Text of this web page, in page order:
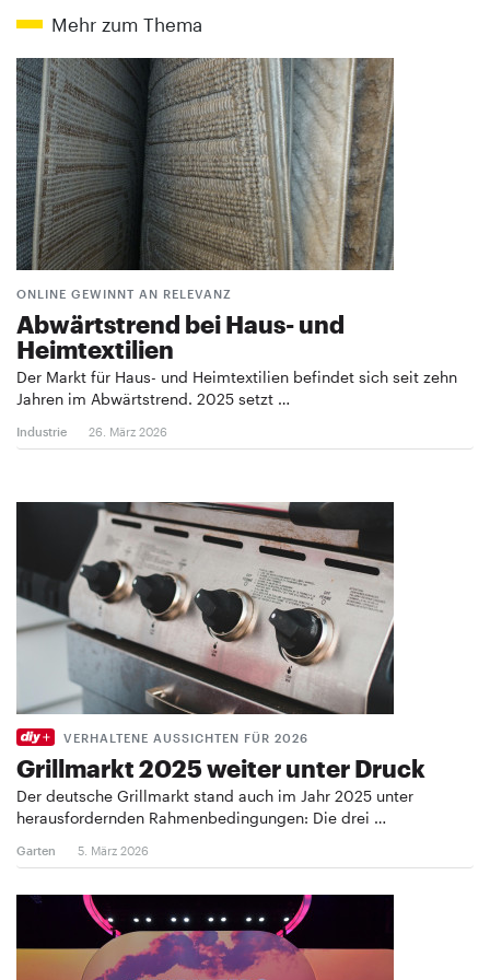
Mehr zum Thema
ONLINE GEWINNT AN RELEVANZ
Abwärtstrend bei Haus- und
Heimtextilien
Der Markt für Haus- und Heimtextilien befindet sich seit zehn
Jahren im Abwärtstrend. 2025 setzt …
Industrie 26. März 2026
VERHALTENE AUSSICHTEN FÜR 2026
Grillmarkt 2025 weiter unter Druck
Der deutsche Grillmarkt stand auch im Jahr 2025 unter
herausfordernden Rahmenbedingungen: Die drei …
Garten 5. März 2026